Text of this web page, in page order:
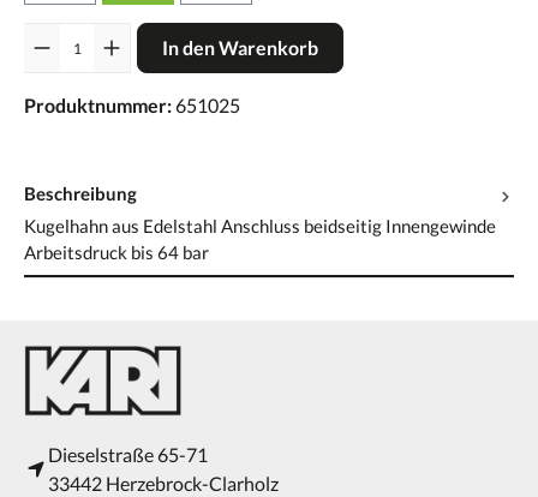
In den Warenkorb
Produktnummer:651025
Beschreibung
Kugelhahn aus Edelstahl Anschluss beidseitig Innengewinde
Arbeitsdruck bis 64 bar
Dieselstraße 65-71
33442 Herzebrock-Clarholz